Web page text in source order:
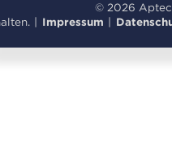
© 2026
| Impressum |